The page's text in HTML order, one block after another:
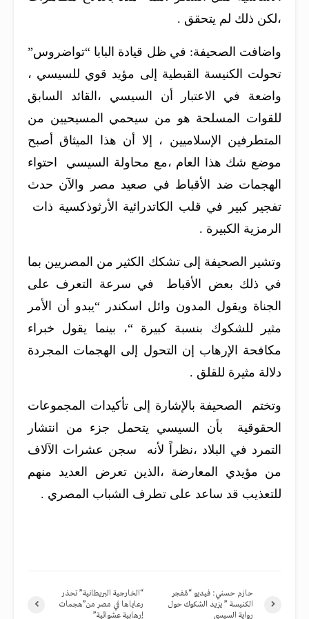
،لكن ذلك لم يتحقق .
واضافت الصحيفة: في ظل قيادة البابا “تواضروس”
تحولت الكنيسة القبطية إلى مؤيد قوي للسيسي ،
واضعة في الاعتبار أن السيسي ،القائد السابق
للقوات المسلحة هو من سيحمي المسيحيين من
المتطرفين الإسلاميين ، إلا أن هذا الميثاق أصبح
موضع شك هذا العام ،مع محاولة السيسي احتواء
الهجمات ضد الأقباط في صعيد مصر والآن حدث
تفجير كبير في قلب الكاتدرائية الأرثوذكسية ذات
الرمزية الكبيرة .
وتشير الصحيفة إلى تشكك الكثير من المصريين بما
في ذلك بعض الأقباط في سرعة التعرف على
الجناة ويقول المدون وائل اسكندر “يبدو أن الأمر
مثير للشكوك بنسبة كبيرة “، بينما يقول خبراء
مكافحة الإرهاب إن التحول إلى الهجمات المجردة
دلالة مثيرة للقلق .
وتختم الصحيفة بالإشارة إلى تأكيدات المجموعات
الحقوقية بأن السيسي يتحمل جزء من انتشار
التمرد في البلاد ،نظراً لأنه سجن عشرات الآلاف
من مؤيدي المعارضة ،الذين تعرض العديد منهم
للتعذيب قد ساعد على تطرف الشباب المصري .
“الخارجية البريطانية” تحذر
رعاياها في مصر من”هجمات
إرهابية عشوائية”
حازم حسني: فيديو “مُفجر
الكنيسة ” يزيد الشكوك حول
رواية السيسي